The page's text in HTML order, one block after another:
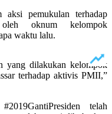
aksi pemukulan terhadap
oknum kelompok
waktu lalu.
yang dilakukan kelompok
terhadap aktivis PMII,”
telah